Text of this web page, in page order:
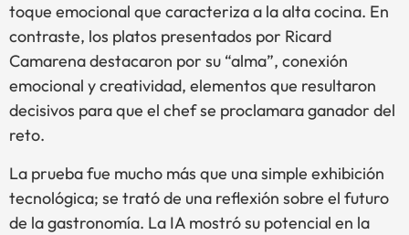
toque emocional que caracteriza a la alta cocina. En
contraste, los platos presentados por Ricard
Camarena destacaron por su “alma”, conexión
emocional y creatividad, elementos que resultaron
decisivos para que el chef se proclamara ganador del
reto.
La prueba fue mucho más que una simple exhibición
tecnológica; se trató de una reflexión sobre el futuro
de la gastronomía. La IA mostró su potencial en la